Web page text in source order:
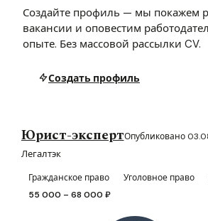
Создайте профиль — мы покажем
вакансии и оповестим
опыте. Без массовой рассылки CV.
Создать профиль
Юрист-экспертОпубликовано
Легалтэк
Гражданское право Уголовное право
55 000 – 68 000 ₽